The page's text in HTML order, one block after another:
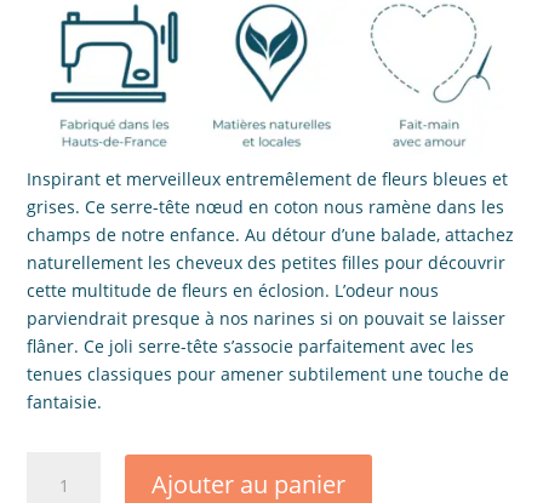
Inspirant et merveilleux entremêlement de fleurs bleues et
grises. Ce serre-tête nœud en coton nous ramène dans les
champs de notre enfance. Au détour d’une balade, attachez
naturellement les cheveux des petites filles pour découvrir
cette multitude de fleurs en éclosion. L’odeur nous
parviendrait presque à nos narines si on pouvait se laisser
flâner. Ce joli serre-tête s’associe parfaitement avec les
tenues classiques pour amener subtilement une touche de
fantaisie.
Ajouter au panier